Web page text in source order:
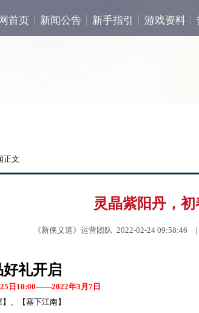
首页 新闻公告 新手指引 游戏资料
正文
灵晶紫阳丹，
《新侠义道》运营团队 2022-02-24
礼开启
25 日 10:00——2022年3月 7 日
】、【塞下江南】